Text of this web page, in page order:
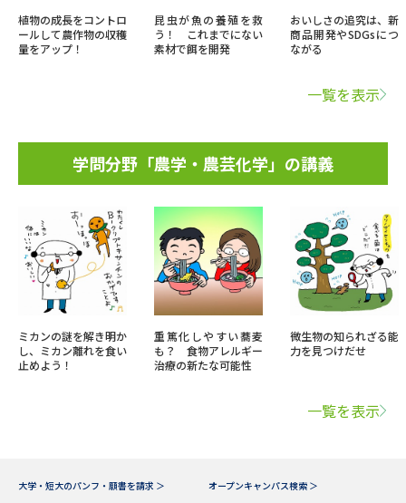
植物の成長をコントロ
ールして農作物の収穫
量をアップ！
昆虫が魚の養殖を救
う！ これまでにない
素材で餌を開発
おいしさの追究は、新
商品開発やSDGsにつ
ながる
一覧を表示
学問分野「農学・農芸化学」の講義
ミカンの謎を解き明か
し、ミカン離れを食い
止めよう！
重篤化しやすい蕎麦
も？ 食物アレルギー
治療の新たな可能性
微生物の知られざる能
力を見つけだせ
一覧を表示
大学・短大のパンフ・願書を請求 ＞
オープンキャンパス検索 ＞